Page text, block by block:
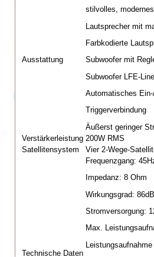
Ausstattung
stilvolles,
Lautsprecher mit
Farbkodierte
Subwoofer mit
Subwoofer LFE-
Automatisches
Triggerverbindung
Äußerst geringer
Verstärkerleistung 200W RMS
Satellitensystem
Vier 2-Wege-
Technische Daten
Frequenzgang:
Impedanz: 8 Ohm
Wirkungsgrad:
Stromversorgung:
Max.